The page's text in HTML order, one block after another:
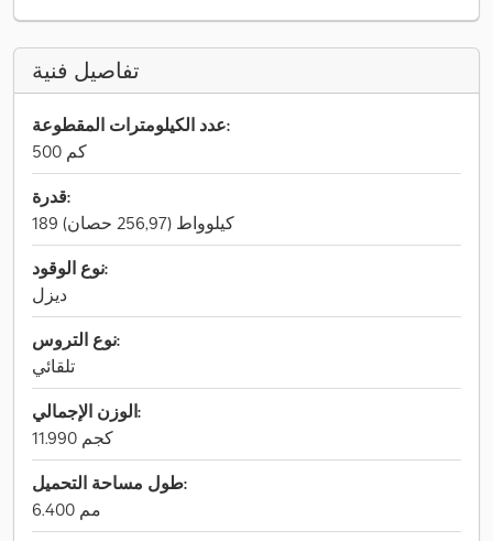
تفاصيل فنية
عدد الكيلومترات المقطوعة:
500 كم
قدرة:
189 كيلوواط (256,97 حصان)
نوع الوقود:
ديزل
نوع التروس:
تلقائي
الوزن الإجمالي:
11.990 كجم
طول مساحة التحميل:
6.400 مم